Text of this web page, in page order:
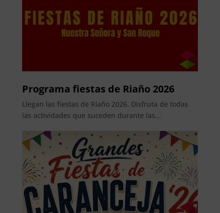
Programa fiestas de Riaño 2026
Llegan las fiestas de Riaño 2026. Disfruta de todas
las actividades que suceden durante las...